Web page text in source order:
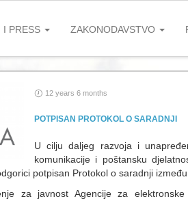
I PRESS ZAKONODAVSTVO
12 years 6 months
POTPISAN PROTOKOL O SARADNJI
U cilju daljeg razvoja i
komunikacije i poštansku
potpisan Protokol o saradnji
za javnost Agencije za